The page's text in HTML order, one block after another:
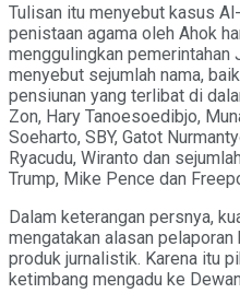
Tulisan itu menyebut kasus
penistaan agama oleh Ahok
menggulingkan
menyebut sejumlah nama,
pensiunan yang terlibat di
Zon, Hary Tanoesoedibjo,
Soeharto, SBY, Gatot
Ryacudu, Wiranto dan
Trump, Mike Pence dan
Dalam keterangan persnya,
mengatakan alasan
produk jurnalistik. Karena itu
ketimbang mengadu ke